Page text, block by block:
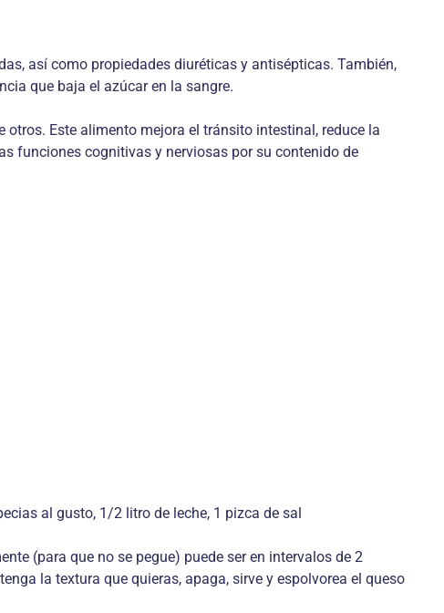
así como propiedades diuréticas y antisépticas. También,
que baja el azúcar en la sangre.
otros. Este alimento mejora el tránsito intestinal, reduce la
funciones cognitivas y nerviosas por su contenido de
al gusto, 1/2 litro de leche, 1 pizca de sal
(para que no se pegue) puede ser en intervalos de 2
la textura que quieras, apaga, sirve y espolvorea el queso